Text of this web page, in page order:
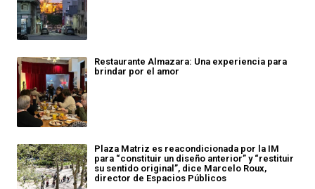
Restaurante Almazara: Una experiencia para
brindar por el amor
Plaza Matriz es reacondicionada por la IM
para “constituir un diseño anterior” y “restituir
su sentido original”, dice Marcelo Roux,
director de Espacios Públicos